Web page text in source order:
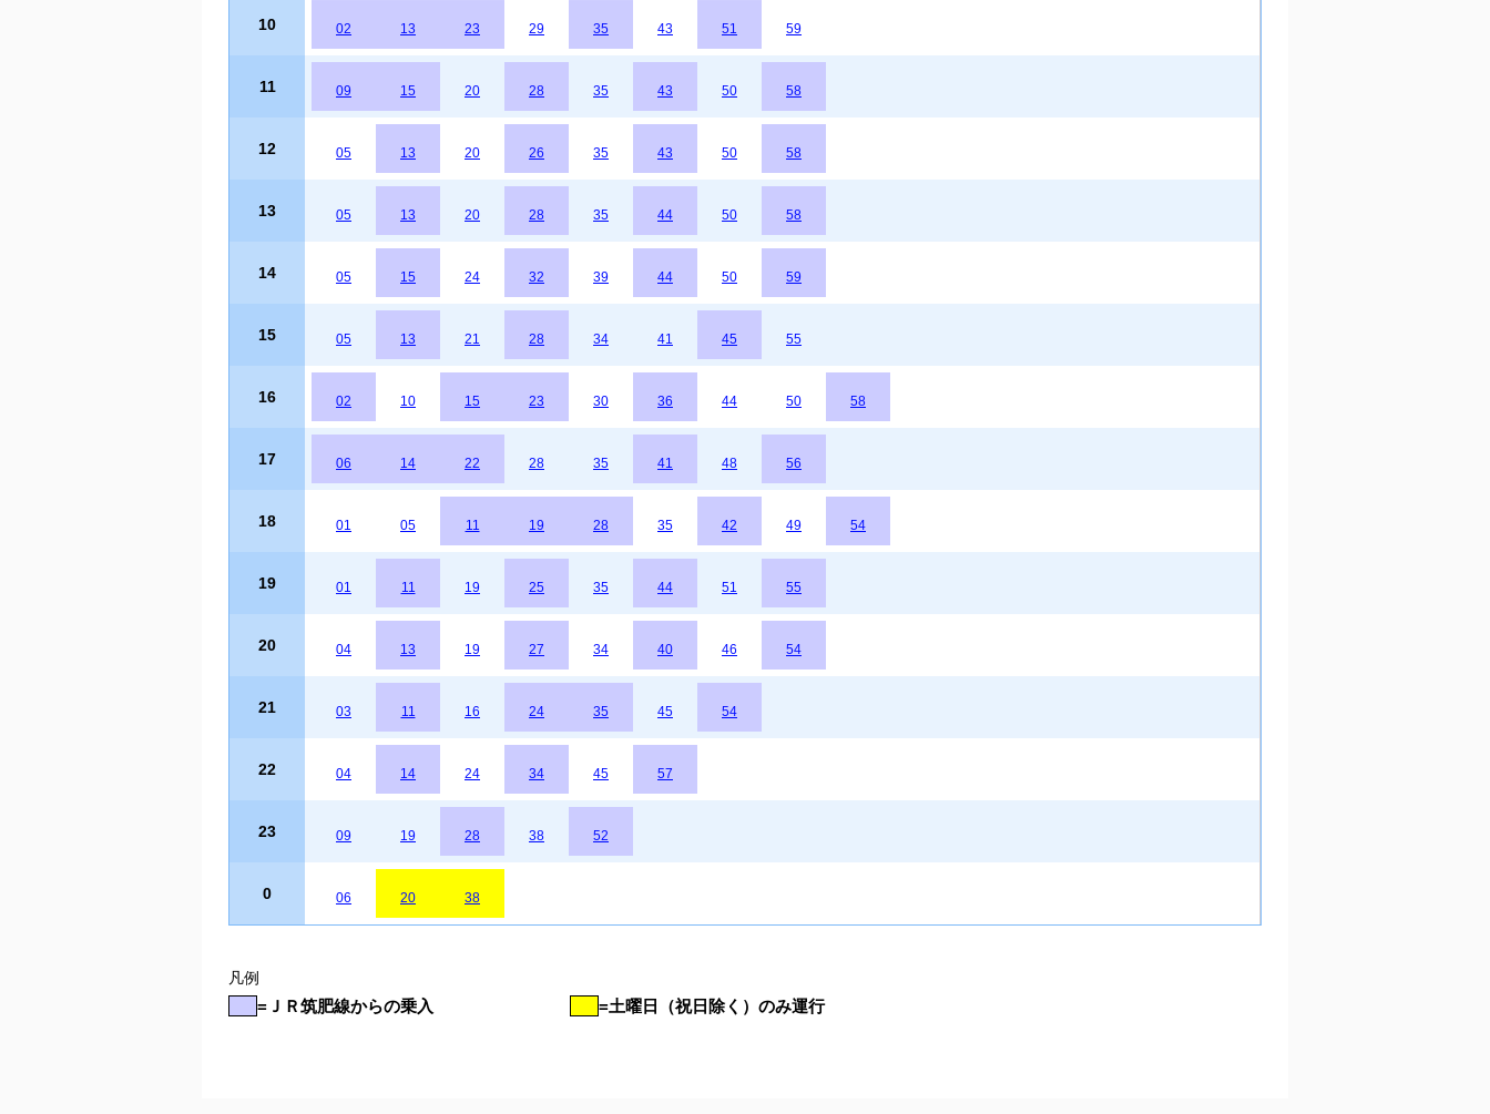
10 02 13 23 29 35 43 51 59
11 09 15 20 28 35 43 50 58
12 05 13 20 26 35 43 50 58
13 05 13 20 28 35 44 50 58
14 05 15 24 32 39 44 50 59
15 05 13 21 28 34 41 45 55
16 02 10 15 23 30 36 44 50 58
17 06 14 22 28 35 41 48 56
18 01 05 11 19 28 35 42 49 54
19 01 11 19 25 35 44 51 55
20 04 13 19 27 34 40 46 54
21 03 11 16 24 35 45 54
22 04 14 24 34 45 57
23 09 19 28 38 52
0 06 20 38
凡例
=ＪＲ筑肥線からの乗入 =土曜日（祝日除く）のみ運行